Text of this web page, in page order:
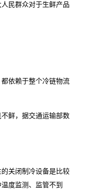
民群众对于生鲜产品
依赖于整个冷链物流
鲜，据交通运输部数
关闭制冷设备是比较
度监测、监管不到